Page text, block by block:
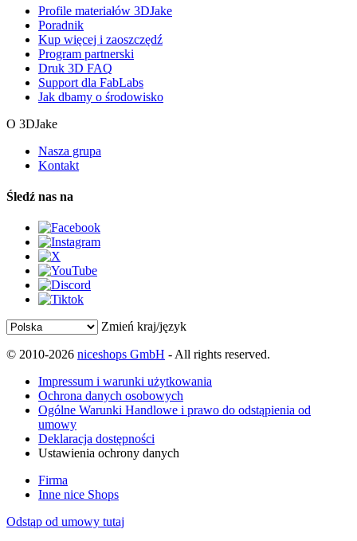
Profile materiałów 3DJake
Poradnik
Kup więcej i zaoszczędź
Program partnerski
Druk 3D FAQ
Support dla FabLabs
Jak dbamy o środowisko
O 3DJake
Nasza grupa
Kontakt
Śledź nas na
Zmień kraj/język
© 2010-2026 niceshops GmbH - All rights reserved.
Impressum i warunki użytkowania
Ochrona danych osobowych
Ogólne Warunki Handlowe i prawo do odstąpienia od
umowy
Deklaracja dostępności
Ustawienia ochrony danych
Firma
Inne nice Shops
Odstąp od umowy tutaj